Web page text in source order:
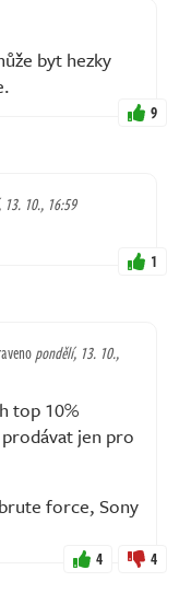
byt hezky
9
13. 10., 16:59
1
pondělí, 13. 10.,
top 10%
jen pro
force, Sony
4 4